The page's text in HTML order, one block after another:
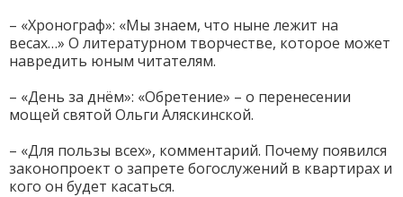
– «Хронограф»: «Мы знаем, что ныне лежит на
весах…» О литературном творчестве, которое может
навредить юным читателям.
– «День за днём»: «Обретение» – о перенесении
мощей святой Ольги Аляскинской.
– «Для пользы всех», комментарий. Почему появился
законопроект о запрете богослужений в квартирах и
кого он будет касаться.